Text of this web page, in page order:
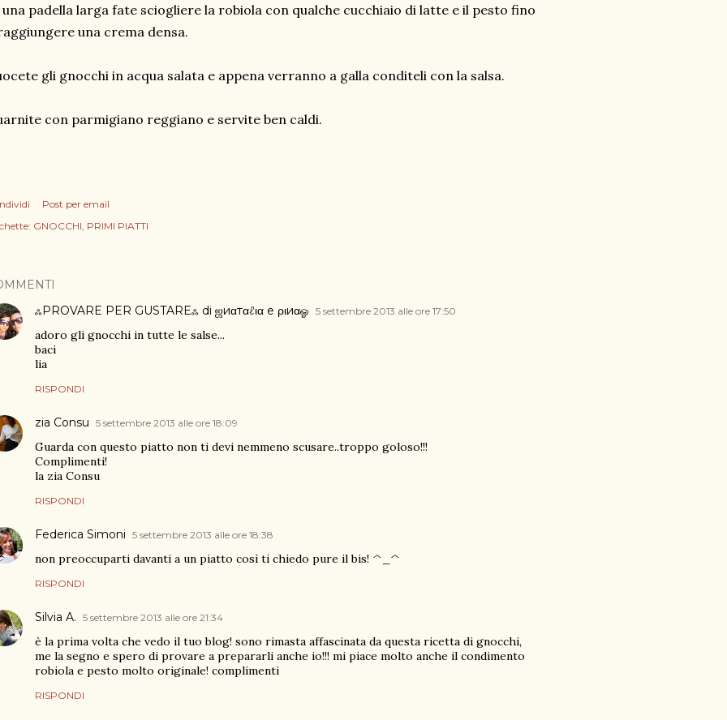
padella larga fate sciogliere la robiola con qualche cucchiaio di latte e il pesto fino
una crema densa.
gli gnocchi in acqua salata e appena verranno a galla conditeli con la salsa.
con parmigiano reggiano e servite ben caldi.
Post per email
GNOCCHI PRIMI PIATTI
ஃPROVARE PER GUSTAREஃ di ஜиαтαℓια e ριиαஓ 5 settembre 2013 alle ore 17:50
adoro gli gnocchi in tutte le salse...
baci
lia
RISPONDI
zia Consu 5 settembre 2013 alle ore 18:09
Guarda con questo piatto non ti devi nemmeno scusare..troppo goloso!!!
Complimenti!
la zia Consu
RISPONDI
Federica Simoni 5 settembre 2013 alle ore 18:38
non preoccuparti davanti a un piatto così ti chiedo pure il bis! ^_^
RISPONDI
Silvia A. 5 settembre 2013 alle ore 21:34
è la prima volta che vedo il tuo blog! sono rimasta affascinata da questa ricetta di gnocchi,
me la segno e spero di provare a prepararli anche io!!! mi piace molto anche il condimento
robiola e pesto molto originale! complimenti
RISPONDI